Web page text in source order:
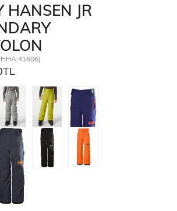
HANSEN JR